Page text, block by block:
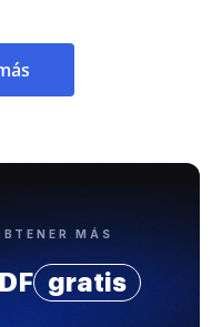
MÁS
gratis